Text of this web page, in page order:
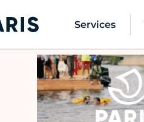
Services